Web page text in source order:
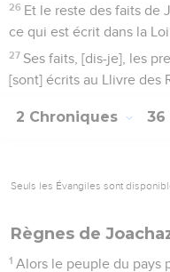
26 Et le reste des faits de
ce qui est écrit dans la
27 Ses faits, [dis-je], les
[sont] écrits au Llivre des
2 Chroniques 36
Seuls les Évangiles sont
Règnes de
1 Alors le peuple du pays